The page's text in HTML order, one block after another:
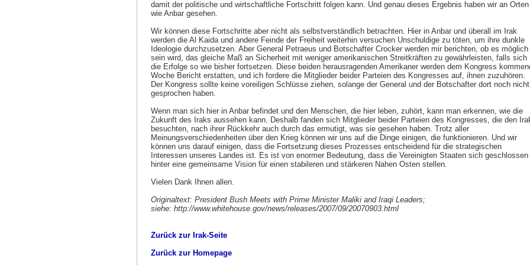
damit der politische und wirtschaftliche Fortschritt folgen kann. Und genau dieses Ergebnis haben wir an Orten
wie Anbar gesehen.
Wir können diese Fortschritte aber nicht als selbstverständlich betrachten. Hier in Anbar und überall im Irak
werden die Al Kaida und andere Feinde der Freiheit weiterhin versuchen Unschuldige zu töten, um ihre dunkle
Ideologie durchzusetzen. Aber General Petraeus und Botschafter Crocker werden mir berichten, ob es möglich
sein wird, das gleiche Maß an Sicherheit mit weniger amerikanischen Streitkräften zu gewährleisten, falls sich
die Erfolge so wie bisher fortsetzen. Diese beiden herausragenden Amerikaner werden dem Kongress
Woche Bericht erstatten, und ich fordere die Mitglieder beider Parteien des Kongresses auf, ihnen zuzuhören.
Der Kongress sollte keine voreiligen Schlüsse ziehen, solange der General und der Botschafter dort noch nicht
gesprochen haben.
Wenn man sich hier in Anbar befindet und den Menschen, die hier leben, zuhört, kann man erkennen, wie die
Zukunft des Iraks aussehen kann. Deshalb fanden sich Mitglieder beider Parteien des Kongresses, die den
besuchten, nach ihrer Rückkehr auch durch das ermutigt, was sie gesehen haben. Trotz aller
Meinungsverschiedenheiten über den Krieg können wir uns auf die Dinge einigen, die funktionieren. Und wir
können uns darauf einigen, dass die Fortsetzung dieses Prozesses entscheidend für die strategischen
Interessen unseres Landes ist. Es ist von enormer Bedeutung, dass die Vereinigten Staaten sich geschlossen
hinter eine gemeinsame Vision für einen stabileren und stärkeren Nahen Osten stellen.
Vielen Dank Ihnen allen.
Originaltext: President Bush Meets with Prime Minister Maliki and Iraqi Leaders;
siehe: http://www.whitehouse.gov/news/releases/2007/09/20070903.html
Zurück zur Irak-Seite
Zurück zur Homepage